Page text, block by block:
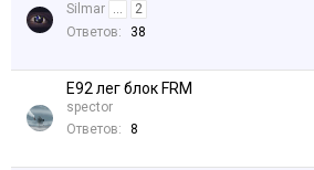
Silmar ...
2
Ответов:
38
E92 лег блок FRM
spector
Ответов:
8